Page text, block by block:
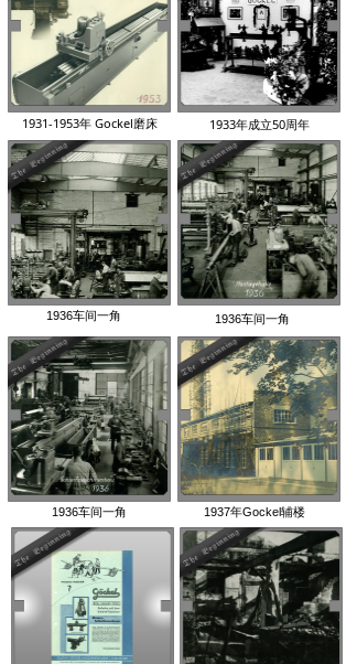
1933年成立50周年
1931-1953年 Gockel磨床
1936车间一角
1936车间一角
1936车间一角
1937年Gockel辅楼